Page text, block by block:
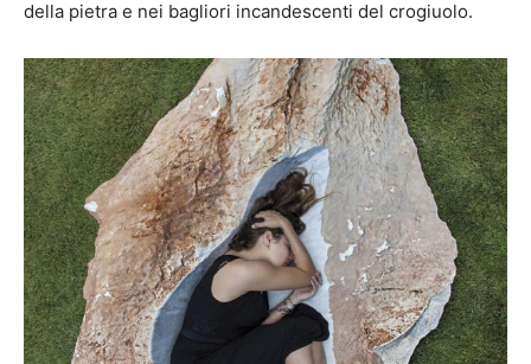
della pietra e nei bagliori incandescenti del crogiuolo.